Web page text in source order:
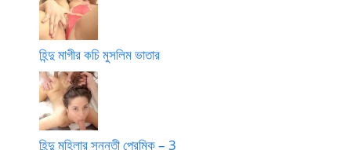
হিন্দু মাগীর কচি মুসলিম ভাতার
হিন্দু মহিলার সুন্নতী প্রেমিক – 3